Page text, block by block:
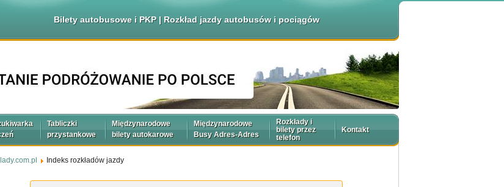
Bilety autobusowe i PKP | Rozkład jazdy autobusów i pociągów
Tabliczki
przystankowe
Międzynarodowe
bilety autokarowe
Międzynarodowe
Busy Adres-Adres
Rozkłady i
bilety przez
telefon
Kontakt
Indeks rozkładów jazdy